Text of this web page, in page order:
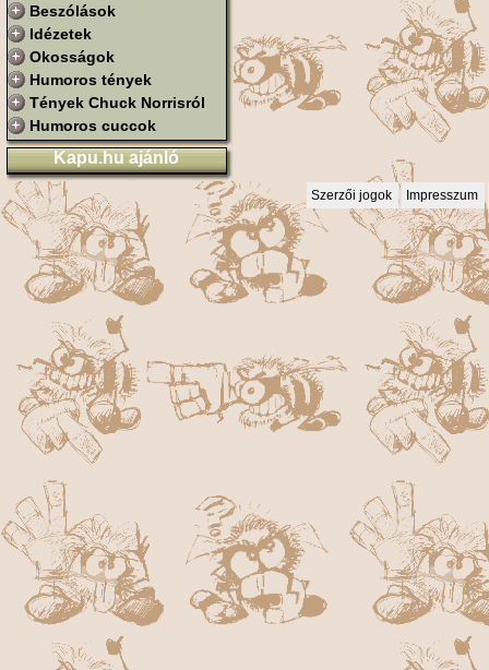
Beszólások
Idézetek
Okosságok
Humoros tények
Tények Chuck Norrisról
Humoros cuccok
Kapu.hu ajánló
Szerzői jogok Impresszum